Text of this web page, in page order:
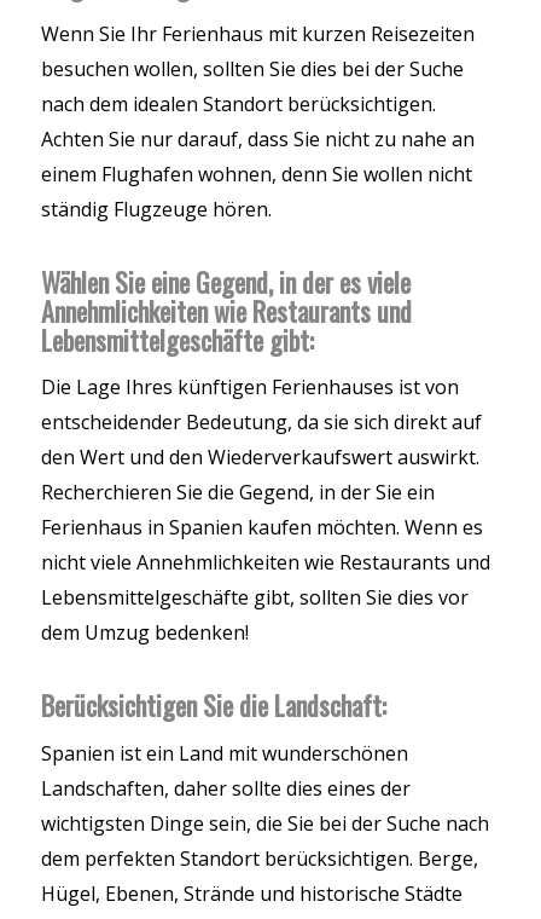
Wenn Sie Ihr Ferienhaus mit kurzen Reisezeiten
besuchen wollen, sollten Sie dies bei der Suche
nach dem idealen Standort berücksichtigen.
Achten Sie nur darauf, dass Sie nicht zu nahe an
einem Flughafen wohnen, denn Sie wollen nicht
ständig Flugzeuge hören.
Wählen Sie eine Gegend, in der es viele
Annehmlichkeiten wie Restaurants und
Lebensmittelgeschäfte gibt:
Die Lage Ihres künftigen Ferienhauses ist von
entscheidender Bedeutung, da sie sich direkt auf
den Wert und den Wiederverkaufswert auswirkt.
Recherchieren Sie die Gegend, in der Sie ein
Ferienhaus in Spanien kaufen möchten. Wenn es
nicht viele Annehmlichkeiten wie Restaurants und
Lebensmittelgeschäfte gibt, sollten Sie dies vor
dem Umzug bedenken!
Berücksichtigen Sie die Landschaft:
Spanien ist ein Land mit wunderschönen
Landschaften, daher sollte dies eines der
wichtigsten Dinge sein, die Sie bei der Suche nach
dem perfekten Standort berücksichtigen. Berge,
Hügel, Ebenen, Strände und historische Städte